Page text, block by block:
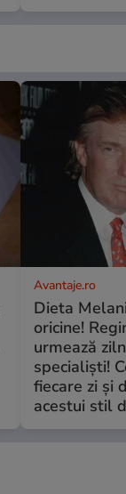
Avantaje.ro
Dieta
oricine!
urmează
specialiști!
fiecare zi și
acestui stil